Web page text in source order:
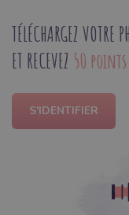
TÉLÉCHARGEZ VOTRE
ET RECEVEZ 50 points
S'IDENTIFIER